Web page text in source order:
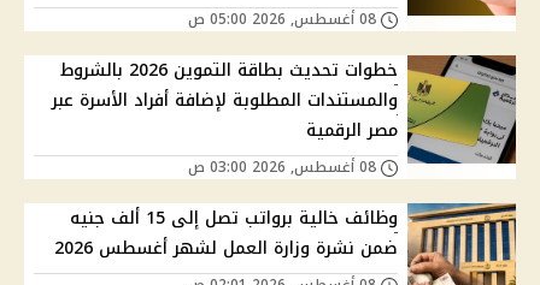
خطوات تحديث بطاقة التموين 2026 بالشروط
والمستندات المطلوبة لإضافة أفراد الأسرة عبر
مصر الرقمية
وظائف خالية برواتب تصل إلى 15 ألف جنيه
ضمن نشرة وزارة العمل لشهر أغسطس 2026